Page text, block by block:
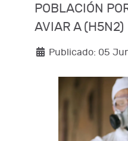
POBLACIÓN
AVIAR A (H5N2)
Publicado: 05